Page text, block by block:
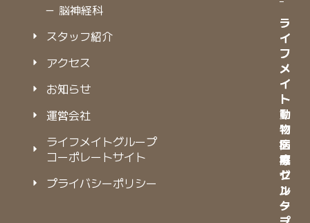
－ 脳神経科
スタッフ紹介
アクセス
お知らせ
運営会社
ライフメイトグループ
コーポレートサイト
プライバシーポリシー
ラ
イ
フ
メ
イ
ト
動
物
病
院
グ
ル
ー
ラ
イ
フ
メ
イ
ト
動
物
医
療
セ
ン
タ